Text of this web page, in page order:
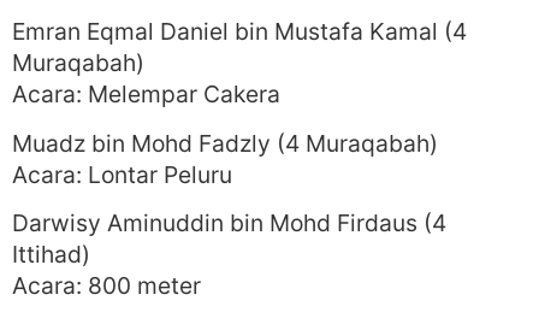
Emran Eqmal Daniel bin Mustafa Kamal (4
Muraqabah)
Acara: Melempar Cakera
Muadz bin Mohd Fadzly (4 Muraqabah)
Acara: Lontar Peluru
Darwisy Aminuddin bin Mohd Firdaus (4
Ittihad)
Acara: 800 meter